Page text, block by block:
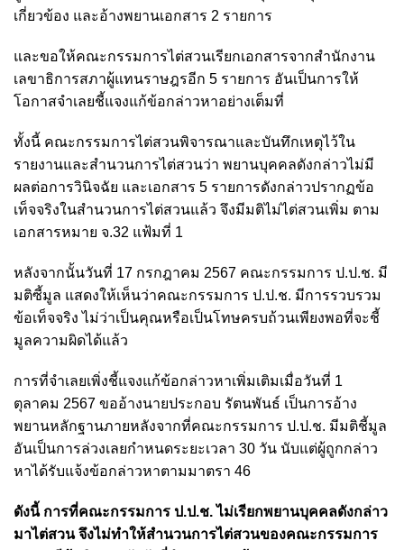
เกี่ยวข้อง และอ้างพยานเอกสาร 2 รายการ
และขอให้คณะกรรมการไต่สวนเรียกเอกสารจากสำนักงาน
เลขาธิการสภาผู้แทนราษฎรอีก 5 รายการ อันเป็นการให้
โอกาสจำเลยชี้แจงแก้ข้อกล่าวหาอย่างเต็มที่
ทั้งนี้ คณะกรรมการไต่สวนพิจารณาและบันทึกเหตุไว้ใน
รายงานและสำนวนการไต่สวนว่า พยานบุคคลดังกล่าวไม่มี
ผลต่อการวินิจฉัย และเอกสาร 5 รายการดังกล่าวปรากฏข้อ
เท็จจริงในสำนวนการไต่สวนแล้ว จึงมีมติไม่ไต่สวนเพิ่ม ตาม
เอกสารหมาย จ.32 แฟ้มที่ 1
หลังจากนั้นวันที่ 17 กรกฎาคม 2567 คณะกรรมการ ป.ป.ช. มี
มติซี้มูล แสดงให้เห็นว่าคณะกรรมการ ป.ป.ช. มีการรวบรวม
ข้อเท็จจริง ไม่ว่าเป็นคุณหรือเป็นโทษครบถ้วนเพียงพอที่จะชี้
มูลความผิดได้แล้ว
การที่จำเลยเพิ่งชี้แจงแก้ข้อกล่าวหาเพิ่มเติมเมื่อวันที่ 1
ตุลาคม 2567 ขออ้างนายประกอบ รัตนพันธ์ เป็นการอ้าง
พยานหลักฐานภายหลังจากที่คณะกรรมการ ป.ป.ช. มีมติชี้มูล
อันเป็นการล่วงเลยกำหนดระยะเวลา 30 วัน นับแต่ผู้ถูกกล่าว
หาได้รับแจ้งข้อกล่าวหาตามมาตรา 46
ดังนี้ การที่คณะกรรมการ ป.ป.ช. ไม่เรียกพยานบุคคลดังกล่าว
มาไต่สวน จึงไม่ทำให้สำนวนการไต่สวนของคณะกรรมการ